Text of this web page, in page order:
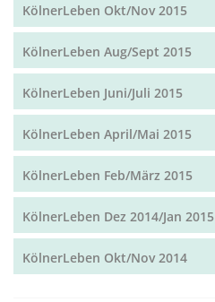
KölnerLeben Okt/Nov 2015
KölnerLeben Aug/Sept 2015
KölnerLeben Juni/Juli 2015
KölnerLeben April/Mai 2015
KölnerLeben Feb/März 2015
KölnerLeben Dez 2014/Jan 2015
KölnerLeben Okt/Nov 2014